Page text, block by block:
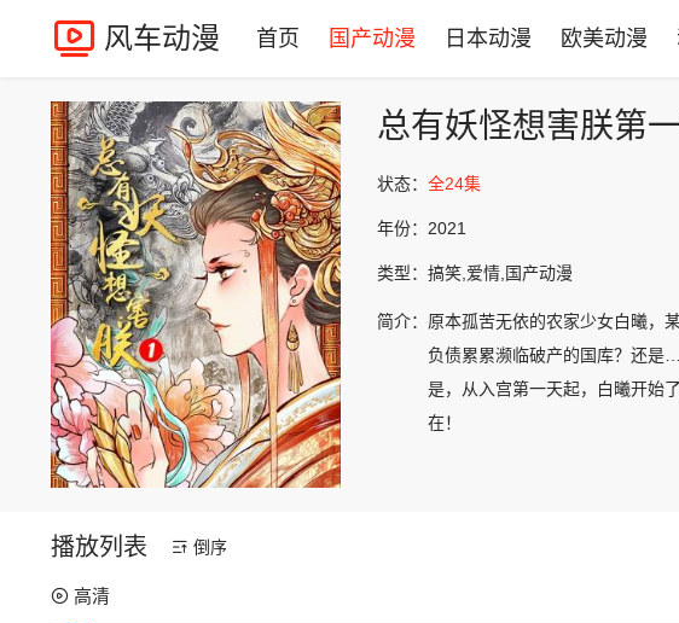
风车动漫 首页 国产动漫 日本动漫 欧美动漫
总有妖怪想害朕第
状态： 全24集
年份： 2021
类型： 搞笑,爱情,国产动漫
简介： 原本孤苦无依的农家少女白曦，
负债累累濒临破产的国库？还
是，从入宫第一天起，白曦开始
在！
播放列表 倒序
高清